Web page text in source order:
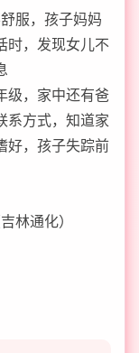
服，孩子妈妈
时，发现女儿不
级，家中还有爸
系方式，知道家
好，孩子失踪前
林通化）